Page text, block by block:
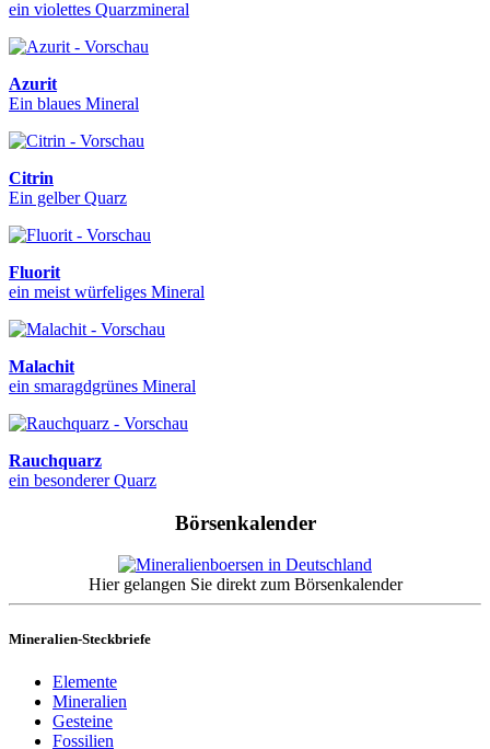
ein violettes Quarzmineral
Azurit
Ein blaues Mineral
Citrin
Ein gelber Quarz
Fluorit
ein meist würfeliges Mineral
Malachit
ein smaragdgrünes Mineral
Rauchquarz
ein besonderer Quarz
Börsenkalender
Hier gelangen Sie direkt zum Börsenkalender
Mineralien-Steckbriefe
Elemente
Mineralien
Gesteine
Fossilien